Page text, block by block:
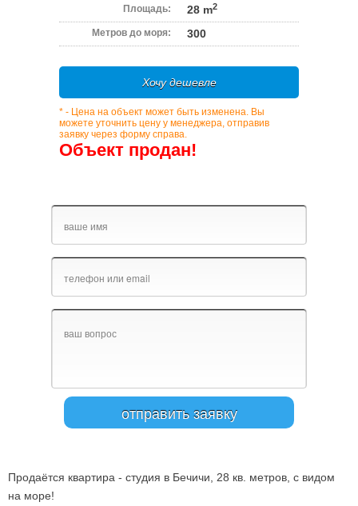
Площадь: 28 m2
Метров до моря: 300
Хочу дешевле
* - Цена на объект может быть изменена. Вы
можете уточнить цену у менеджера, отправив
заявку через форму справа.
Объект продан!
Продаётся квартира - студия в Бечичи, 28 кв. метров, с видом
на море!